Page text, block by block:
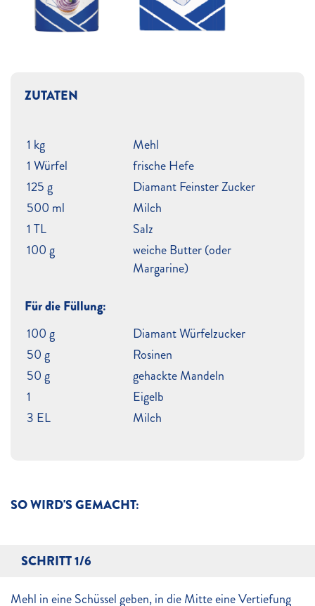
SO WIRD'S GEMACHT:
SCHRITT 1/6
Mehl in eine Schüssel geben, in die Mitte eine Vertiefung
ZUTATEN
1 kg
Mehl
1 Würfel
frische Hefe
125 g
Diamant Feinster Zucker
500 ml
Milch
1 TL
Salz
100 g
weiche Butter (oder
Margarine)
Für die Füllung:
100 g
Diamant Würfelzucker
50 g
Rosinen
50 g
gehackte Mandeln
1
Eigelb
3 EL
Milch